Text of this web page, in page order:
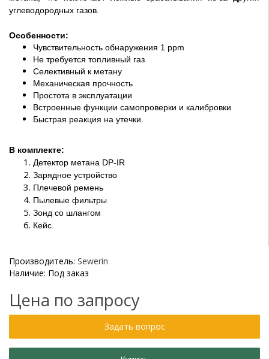
углеводородных газов.
Особенности:
Чувствительность обнаружения 1 ppm
Не требуется топливный газ
Селективный к метану
Механическая прочность
Простота в эксплуатации
Встроенные функции самопроверки и калибровки
Быстрая реакция на утечки.
В комплекте:
Детектор метана DP-IR
Зарядное устройство
Плечевой ремень
Пылевые фильтры
Зонд со шлангом
Кейс.
Производитель: Sewerin
Наличие: Под заказ
Цена по запросу
Задать вопрос